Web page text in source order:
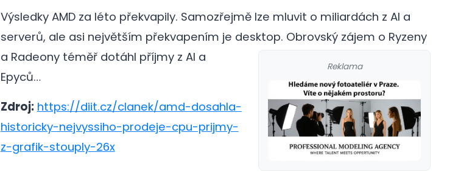
Výsledky AMD za léto překvapily. Samozřejmě lze mluvit o miliardách z AI a
serverů, ale asi největším překvapením je desktop.
Reklama
Obrovský zájem o Ryzeny
a Radeony téměř dotáhl příjmy z AI a
Epyců…
Zdroj: https://diit.cz/clanek/amd-dosahla-
historicky-nejvyssiho-prodeje-cpu-prijmy-
z-grafik-stouply-26x